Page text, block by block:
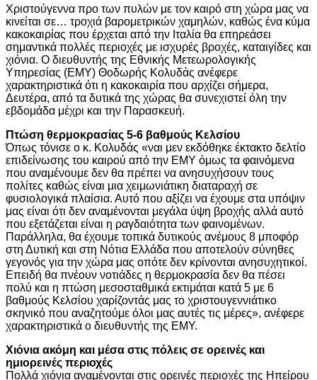
Χριστούγεννα προ των πυλών με τον καιρό στη χώρα μας να
κινείται σε… τροχιά βαρομετρικών χαμηλών, καθώς ένα κύμα
κακοκαιρίας που έρχεται από την Ιταλία θα επηρεάσει
σημαντικά πολλές περιοχές με ισχυρές βροχές, καταιγίδες και
χιόνια. O διευθυντής της Εθνικής Μετεωρολογικής
Υπηρεσίας (ΕΜΥ) Θοδωρής Κολυδάς ανέφερε
χαρακτηριστικά ότι η κακοκαιρία που αρχίζει σήμερα,
Δευτέρα, από τα δυτικά της χώρας θα συνεχιστεί όλη την
εβδομάδα μέχρι και την Παρασκευή.
Πτώση θερμοκρασίας 5-6 βαθμούς Κελσίου
Όπως τόνισε ο κ. Κολυδάς «ναι μεν εκδόθηκε έκτακτο δελτίο
επιδείνωσης του καιρού από την ΕΜΥ όμως τα φαινόμενα
που αναμένουμε δεν θα πρέπει να ανησυχήσουν τους
πολίτες καθώς είναι μια χειμωνιάτικη διαταραχή σε
φυσιολογικά πλαίσια. Αυτό που αξίζει να έχουμε στα υπόψιν
μας είναι ότι δεν αναμένονται μεγάλα ύψη βροχής αλλά αυτό
που εξετάζεται είναι η ραγδαιότητα των φαινομένων.
Παράλληλα, θα έχουμε τοπικά δυτικούς ανέμους 8 μποφόρ
στη Δυτική και στη Νότια Ελλάδα που αποτελούν σύνηθες
γεγονός για την χώρα μας οπότε δεν κρίνονται ανησυχητικοί.
Eπειδή θα πνέουν νοτιάδες η θερμοκρασία δεν θα πέσει
πολύ και η πτώση μεσοσταθμικά εκτιμάται κατά 5 με 6
βαθμούς Κελσίου χαρίζοντάς μας το χριστουγεννιάτικο
σκηνικό που αναζητούμε όλοι μας αυτές τις μέρες», ανέφερε
χαρακτηριστικά ο διευθυντής της ΕΜΥ.
Χιόνια ακόμη και μέσα στις πόλεις σε ορεινές και
ημιορεινές περιοχές
Πολλά χιόνια αναμένονται στις ορεινές περιοχές της Ηπείρου